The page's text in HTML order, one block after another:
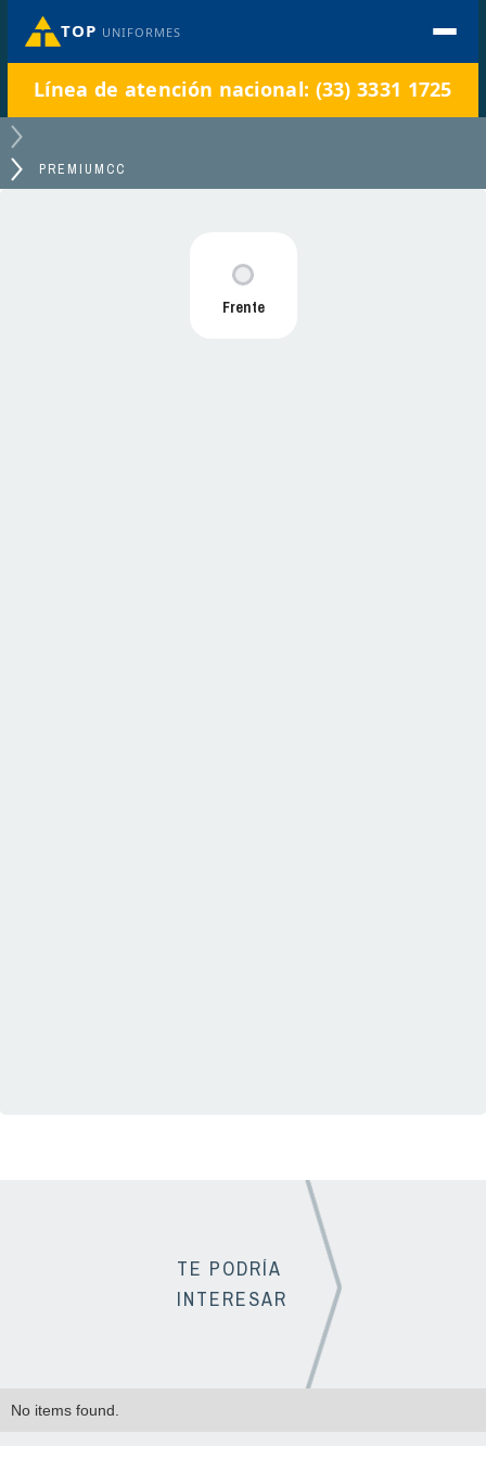
TOP UNIFORMES
Línea de atención nacional: (33) 3331 1725
PREMIUMCC
Frente
TE PODRÍA
INTERESAR
No items found.